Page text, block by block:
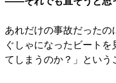
あれだけの事故だったの
ぐしゃになったビート
てしまうのか？」という